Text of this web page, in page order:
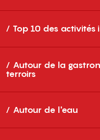
Top 10 des activités
Autour de la
terroirs
Autour de l'eau
Pyrénées-
Pyrénées
Cedex